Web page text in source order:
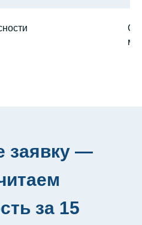
заявку —
за 15